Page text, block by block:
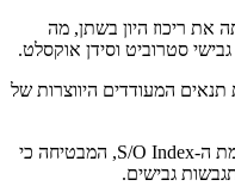
את ריכוז היון בשתן, מה
סטרוביט וסידן אוקסלט.
תנאים המעודדים היווצרות של
המוצר נושא את חותמת ה-S/O Index, המבטיחה כי
גבישים.